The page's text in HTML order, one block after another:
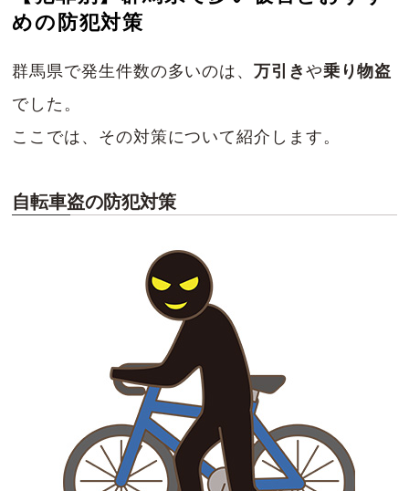
めの防犯対策
群馬県で発生件数の多いのは、万引き や乗り物盗
でした。
ここでは、その対策について紹介します。
自転車盗の防犯対策